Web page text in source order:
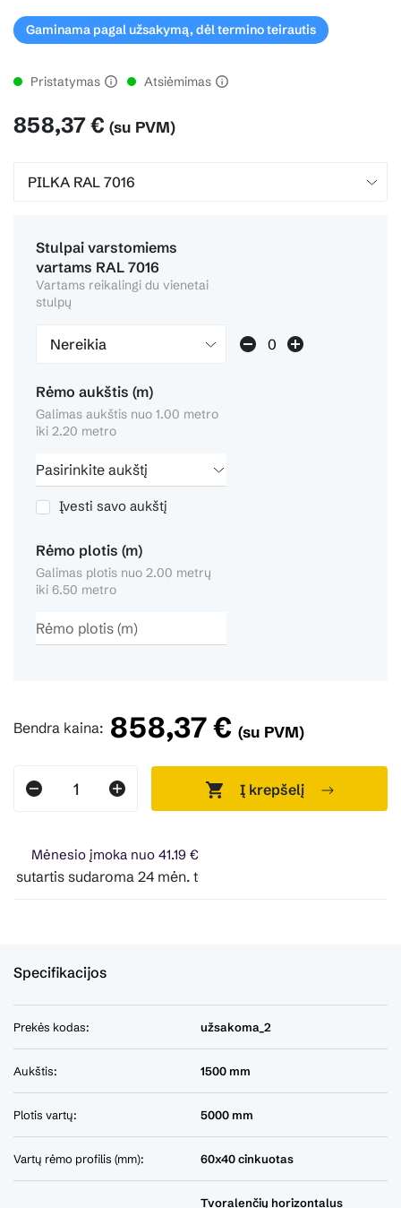
Gaminama pagal užsakymą, dėl termino teirautis
Pristatymas Atsiėmimas
858,37 € (su PVM)
Stulpai varstomiems
vartams RAL 7016
Vartams reikalingi du vienetai
stulpų
Nereikia
Rėmo aukštis (m)
Galimas aukštis nuo 1.00 metro
iki 2.20 metro
Įvesti savo aukštį
Rėmo plotis (m)
Galimas plotis nuo 2.00 metrų
iki 6.50 metro
Bendra kaina: 858,37 € (su PVM)
Į krepšelį
Mėnesio įmoka nuo 41.19 €
sudaroma 24 mėn. terminui, metinė palūkanų norma –
Specifikacijos
Prekės kodas: užsakoma_2
Aukštis: 1500 mm
Plotis vartų: 5000 mm
Vartų rėmo profilis (mm): 60x40 cinkuotas
Tvoralenčių horizontalus